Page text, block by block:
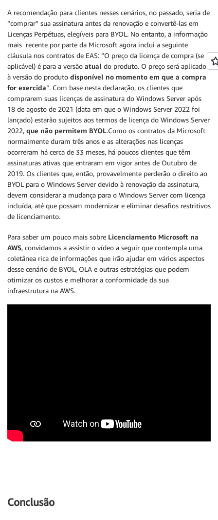
A recomendação para clientes nesses cenários, no passado, seria de
“comprar” sua assinatura antes da renovação e convertê-las em
Licenças Perpétuas, elegíveis para BYOL. No entanto, a informação
mais recente por parte da Microsoft agora inclui a seguinte
cláusula nos contratos de EAS: “O preço da licença de compra (se
aplicável) é para a versão atual do produto. O preço será aplicado
à versão do produto disponível no momento em que a compra
for exercida”. Com base nesta declaração, os clientes que
comprarem suas licenças de assinatura do Windows Server após
18 de agosto de 2021 (data em que o Windows Server 2022 foi
lançado) estarão sujeitos aos termos de licença do Windows Server
2022, que não permitem BYOL.Como os contratos da Microsoft
normalmente duram três anos e as alterações nas licenças
ocorreram há cerca de 33 meses, há poucos clientes que têm
assinaturas ativas que entraram em vigor antes de Outubro de
2019. Os clientes que, então, provavelmente perderão o direito ao
BYOL para o Windows Server devido à renovação da assinatura,
devem considerar a mudança para o Windows Server com licença
incluída, até que possam modernizar e eliminar desafios restritivos
de licenciamento.
Para saber um pouco mais sobre Licenciamento Microsoft na
AWS, convidamos a assistir o vídeo a seguir que contempla uma
coletânea rica de informações que irão ajudar em vários aspectos
desse cenário de BYOL, OLA e outras estratégias que podem
otimizar os custos e melhorar a conformidade da sua
infraestrutura na AWS.
Conclusão